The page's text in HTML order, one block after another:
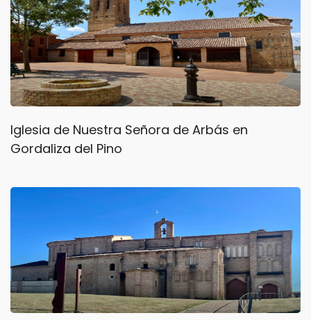
Iglesia de Nuestra Señora de Arbás en
Gordaliza del Pino